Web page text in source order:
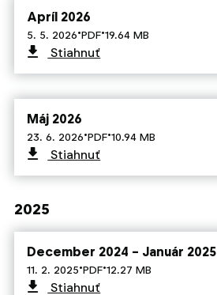
Apríl 2026
5. 5. 2026·PDF·19.64 MB
Stiahnuť
Máj 2026
23. 6. 2026·PDF·10.94 MB
Stiahnuť
2025
December 2024 – Január 2025
11. 2. 2025·PDF·12.27 MB
Stiahnuť